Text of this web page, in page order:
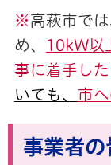
※高萩市で
め、
10kW以
事に着手し
いても、 市
事業者の